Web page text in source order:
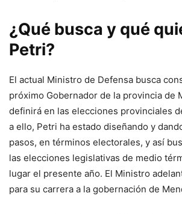
¿Qué busca y qué
Petri?
El actual Ministro de Defensa busca
próximo Gobernador de la provincia de
definirá en las elecciones provinciales
a ello, Petri ha estado diseñando y
pasos, en términos electorales, y así
las elecciones legislativas de medio
lugar el presente año. El Ministro
para su carrera a la gobernación de